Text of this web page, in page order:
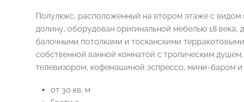
Полулюкс, расположенный на втором этаже с видом
долину, оборудован оригинальной мебелью 18 века,
балочными потолками и тосканскими
собственной ванной комнатой с тропическим
телевизором, кофемашиной эспрессо, мини-баром
от 30 кв. м